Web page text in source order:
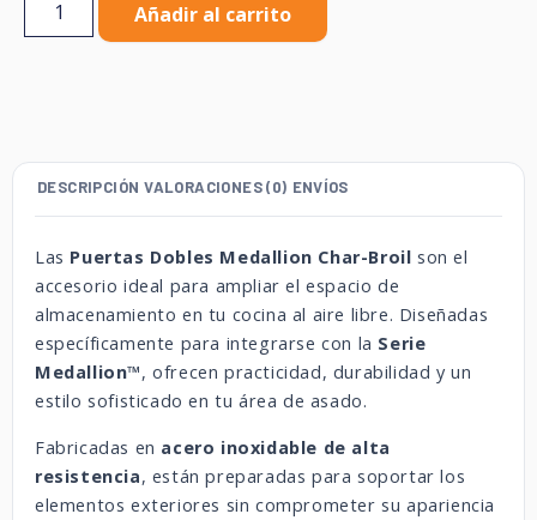
Añadir al carrito
DESCRIPCIÓN VALORACIONES (0) ENVÍOS
Las Puertas Dobles Medallion Char-Broil son el
accesorio ideal para ampliar el espacio de
almacenamiento en tu cocina al aire libre. Diseñadas
específicamente para integrarse con la Serie
Medallion™, ofrecen practicidad, durabilidad y un
estilo sofisticado en tu área de asado.
Fabricadas en acero inoxidable de alta
resistencia, están preparadas para soportar los
elementos exteriores sin comprometer su apariencia